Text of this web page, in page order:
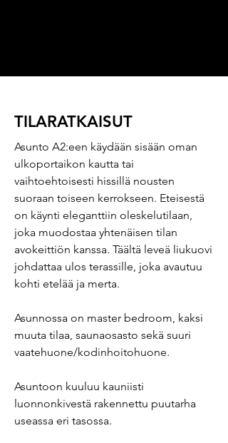
TILARATKAISUT
Asunto A2:een käydään sisään oman
ulkoportaikon kautta tai
vaihtoehtoisesti hissillä nousten
suoraan toiseen kerrokseen. Eteisestä
on käynti eleganttiin oleskelutilaan,
joka muodostaa yhtenäisen tilan
avokeittiön kanssa. Täältä leveä liukuovi
johdattaa ulos terassille, joka avautuu
kohti etelää ja merta.
Asunnossa on master bedroom, kaksi
muuta tilaa, saunaosasto sekä suuri
vaatehuone/kodinhoitohuone.
Asuntoon kuuluu kauniisti
luonnonkivestä rakennettu puutarha
useassa eri tasossa.